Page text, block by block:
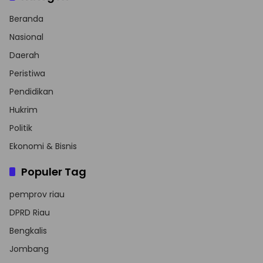
Beranda
Nasional
Daerah
Peristiwa
Pendidikan
Hukrim
Politik
Ekonomi & Bisnis
Populer Tag
pemprov riau
DPRD Riau
Bengkalis
Jombang